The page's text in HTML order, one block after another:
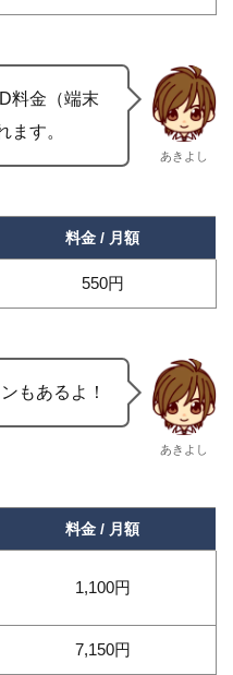
料金（端末
ます。
あきよし
料金 / 月額
550円
もあるよ！
あきよし
料金 / 月額
1,100円
7,150円